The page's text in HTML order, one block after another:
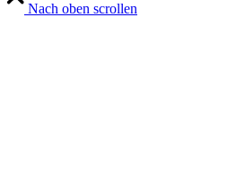
Nach oben scrollen